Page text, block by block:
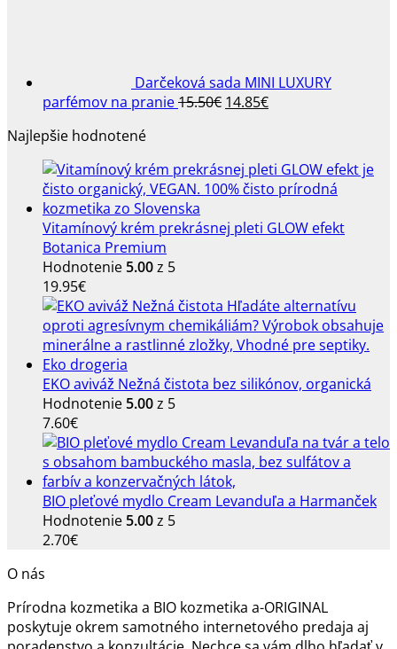
Darčeková sada MINI LUXURY
parfémov na pranie15.50€ Pôvodná
15.50€.
14.85€Aktuálna
14.85€.
Najlepšie hodnotené
Vitamínový krém prekrásnej pleti GLOW efekt
Botanica Premium
Hodnotenie 5.00z 5
19.95€
EKO aviváž Nežná čistota bez silikónov, organická
Hodnotenie 5.00z 5
7.60€
BIO pleťové mydlo Cream Levanduľa a Harmanček
Hodnotenie 5.00z 5
2.70€
O nás
Prírodna kozmetika a BIO kozmetika a-ORIGINAL
poskytuje okrem samotného internetového predaja aj